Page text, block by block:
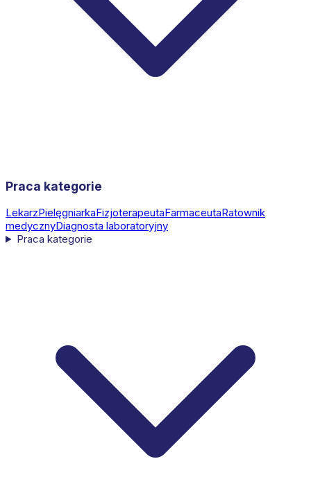
Praca kategorie
LekarzPielęgniarkaFizjoterapeutaFarmaceutaRatownik
medycznyDiagnosta laboratoryjny
Praca kategorie